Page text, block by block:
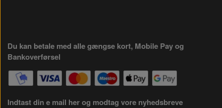
Du kan betale med alle gængse kort, Mobile Pay og
Bankoverførsel
Indtast din e mail her og modtag vore nyhedsbreve